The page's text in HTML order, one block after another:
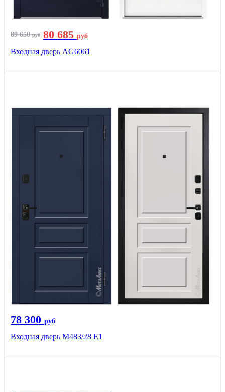
89 650руб 80 685 руб
Входная дверь AG6061
78 300 руб
Входная дверь М483/28 Е1